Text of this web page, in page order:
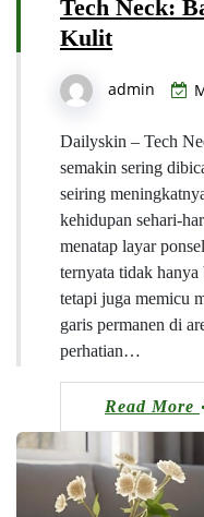
Tech Neck:
Kulit
admin
Dailyskin – Tech
semakin sering
seiring
kehidupan sehari-
menatap layar
ternyata tidak hanya
tetapi juga memicu
garis permanen di
perhatian…
Read More